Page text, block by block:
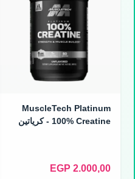
MuscleTech Platinum
100% Creatine - كرياتين
2.000,00
EGP